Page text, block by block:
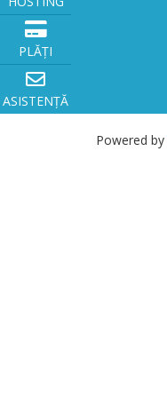
PLĂȚI
ASISTENȚĂ
Powered by